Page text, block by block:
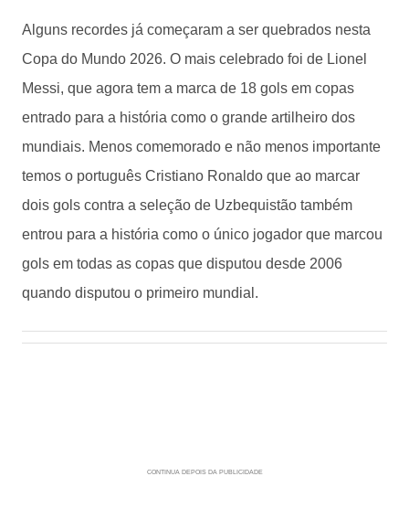
Alguns recordes já começaram a ser quebrados nesta
Copa do Mundo 2026. O mais celebrado foi de Lionel
Messi, que agora tem a marca de 18 gols em copas
entrado para a história como o grande artilheiro dos
mundiais. Menos comemorado e não menos importante
temos o português Cristiano Ronaldo que ao marcar
dois gols contra a seleção de Uzbequistão também
entrou para a história como o único jogador que marcou
gols em todas as copas que disputou desde 2006
quando disputou o primeiro mundial.